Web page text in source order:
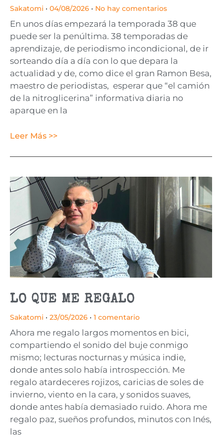
Sakatomi 04/08/2026 No hay comentarios
En unos días empezará la temporada 38 que
puede ser la penúltima. 38 temporadas de
aprendizaje, de periodismo incondicional, de ir
sorteando día a día con lo que depara la
actualidad y de, como dice el gran Ramon Besa,
maestro de periodistas, esperar que “el camión
de la nitroglicerina” informativa diaria no
aparque en la
Leer Más >>
LO QUE ME REGALO
Sakatomi 23/05/2026 1 comentario
Ahora me regalo largos momentos en bici,
compartiendo el sonido del buje conmigo
mismo; lecturas nocturnas y música indie,
donde antes solo había introspección. Me
regalo atardeceres rojizos, caricias de soles de
invierno, viento en la cara, y sonidos suaves,
donde antes había demasiado ruido. Ahora me
regalo paz, sueños profundos, minutos con Inés,
las